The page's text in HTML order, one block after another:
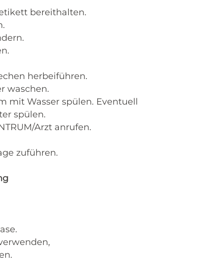
bereithalten.
herbeiführen.
waschen.
mit Wasser spülen. Eventuell
spülen.
Arzt anrufen.
zuführen.